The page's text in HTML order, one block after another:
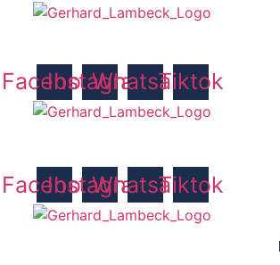
Facebook
Instagram
Whatsapp
Tiktok
Facebook
Instagram
Whatsapp
Tiktok